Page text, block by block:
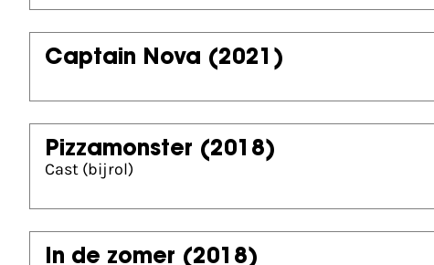
Captain Nova (2021)
Pizzamonster (2018)
Cast (bijrol)
In de zomer (2018)